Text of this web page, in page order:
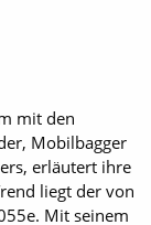
mit den
Mobilbagger
erläutert ihre
liegt der von
Mit seinem